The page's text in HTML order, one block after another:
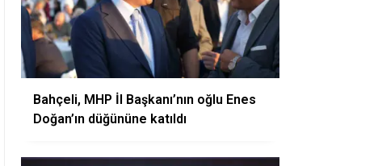
Bahçeli, MHP İl Başkanı’nın oğlu Enes
Doğan’ın düğününe katıldı